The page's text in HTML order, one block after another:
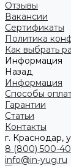
Отзывы
Вакансии
Сертификаты
Политика
Как выбрать
Информация
Назад
Информация
Способы
Гарантии
Статьи
Контакты
г. Краснодар,
8 (800) 500-
info@in-yug.ru